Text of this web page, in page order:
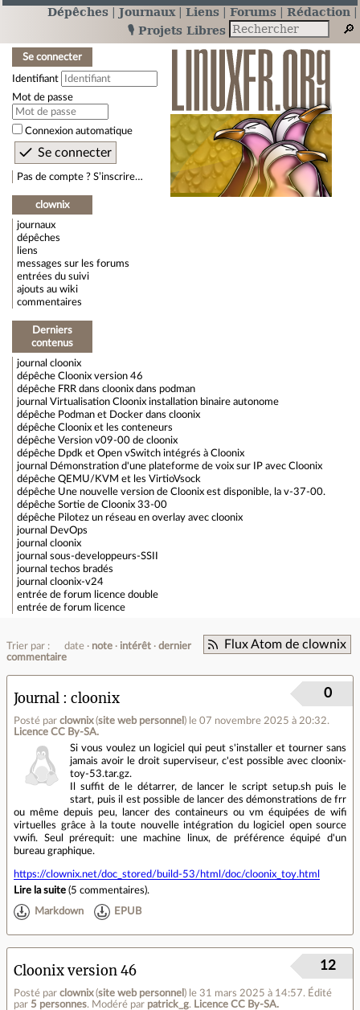
Dépêches Journaux Liens Forums
Rédaction
🎙️ Projets Libres
Se connecter
Identifiant
Mot de passe
Connexion automatique
Pas de compte ? S’inscrire…
clownix
journaux
dépêches
liens
messages sur les forums
entrées du suivi
ajouts au wiki
commentaires
Derniers
contenus
journal cloonix
dépêche Cloonix version 46
dépêche FRR dans cloonix dans podman
journal Virtualisation Cloonix installation binaire autonome
dépêche Podman et Docker dans cloonix
dépêche Cloonix et les conteneurs
dépêche Version v09-00 de cloonix
dépêche Dpdk et Open vSwitch intégrés à Cloonix
journal
Démonstration d'une plateforme de voix sur IP avec Cloonix
dépêche QEMU/KVM et les VirtioVsock
dépêche Une nouvelle version de Cloonix est disponible, la v-37-00.
dépêche Sortie de Cloonix 33-00
dépêche Pilotez un réseau en overlay avec cloonix
journal
DevOps
journal cloonix
journal sous-developpeurs-SSII
journal techos bradés
journal cloonix-v24
entrée de forum licence double
entrée de forum licence
Flux Atom de clownix
Trier par : date note intérêt
dernier
commentaire
Journal cloonix
Posté par clownix(site web personnel ) le 07 novembre 2025 à 20:32.
Licence CC By‑SA.
0
Si vous voulez un logiciel qui peut s'installer et tourner sans
jamais avoir le droit superviseur, c'est possible avec cloonix-
toy-53.tar.gz.
Il suffit de le détarrer, de lancer le script setup.sh puis le
start, puis il est possible de lancer des démonstrations de frr
ou même depuis peu, lancer des containeurs ou vm équipées de wifi
virtuelles grâce à la toute nouvelle intégration du logiciel open source
vwifi. Seul prérequit: une machine linux, de préférence équipé d'un
bureau graphique.
https://clownix.net/doc_stored/build-53/html/doc/cloonix_toy.html
Lire la suite (5 commentaires).
Markdown EPUB
Cloonix version 46
Posté par clownix(site web personnel ) le 31 mars 2025 à 14:57. Édité
par 5 personnes. Modéré par patrick_g. Licence CC By‑SA.
12